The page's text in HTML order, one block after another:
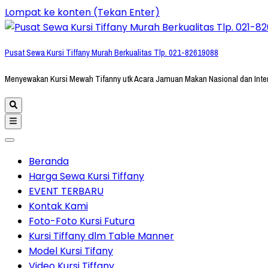
Lompat ke konten (Tekan Enter)
Pusat Sewa Kursi Tiffany Murah Berkualitas Tlp. 021-82619088
Menyewakan Kursi Mewah Tifanny utk Acara Jamuan Makan Nasional dan
Beranda
Harga Sewa Kursi Tiffany
EVENT TERBARU
Kontak Kami
Foto-Foto Kursi Futura
Kursi Tiffany dlm Table Manner
Model Kursi Tifany